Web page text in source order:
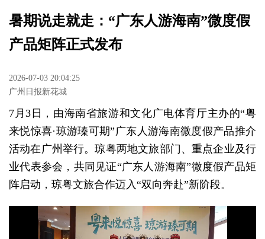
暑期说走就走：“广东人游海南”微度假
产品矩阵正式发布
2026-07-03 20:04:25
广州日报新花城
7月3日，由海南省旅游和文化广电体育厅主办的“粤
来悦惊喜·琼游瑧可期”广东人游海南微度假产品推介
活动在广州举行。琼粤两地文旅部门、重点企业及行
业代表参会，共同见证“广东人游海南”微度假产品矩
阵启动，琼粤文旅合作迈入“双向奔赴”新阶段。